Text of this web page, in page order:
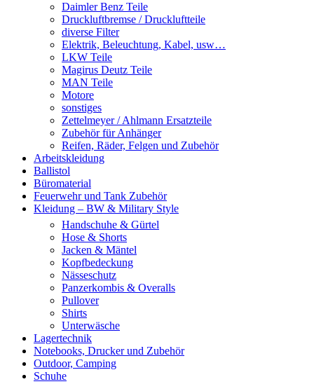
Daimler Benz Teile
Druckluftbremse / Druckluftteile
diverse Filter
Elektrik, Beleuchtung, Kabel, usw…
LKW Teile
Magirus Deutz Teile
MAN Teile
Motore
sonstiges
Zettelmeyer / Ahlmann Ersatzteile
Zubehör für Anhänger
Reifen, Räder, Felgen und Zubehör
Arbeitskleidung
Ballistol
Büromaterial
Feuerwehr und Tank Zubehör
Kleidung – BW & Military Style
Handschuhe & Gürtel
Hose & Shorts
Jacken & Mäntel
Kopfbedeckung
Nässeschutz
Panzerkombis & Overalls
Pullover
Shirts
Unterwäsche
Lagertechnik
Notebooks, Drucker und Zubehör
Outdoor, Camping
Schuhe